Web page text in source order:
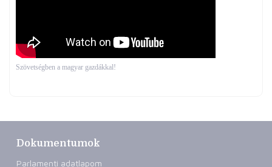
Szövetségben a magyar gazdákkal!
Dokumentumok
Parlamenti adatlapom